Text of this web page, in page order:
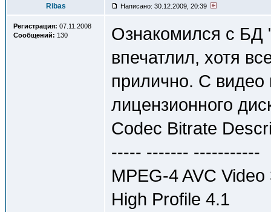
Ribas Написано: 30.12.2009, 20:39
Регистрация: 07.11.2008
Сообщений: 130
Ознакомился с БД
впечатлил, хотя
прилично. С видео
лицензионного
Codec Bitrate
----- ------- -----------
MPEG-4 AVC
High Profile 4.1